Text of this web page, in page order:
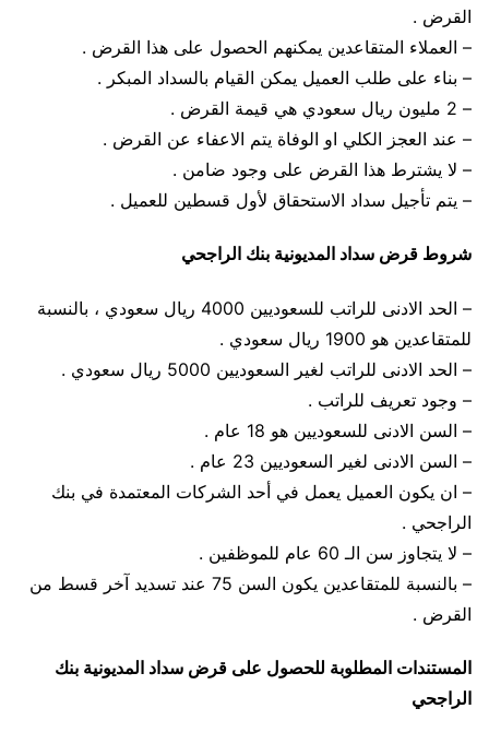
القرض .
– العملاء المتقاعدين يمكنهم الحصول على هذا القرض .
– بناء على طلب العميل يمكن القيام بالسداد المبكر .
– 2 مليون ريال سعودي هي قيمة القرض .
– عند العجز الكلي او الوفاة يتم الاعفاء عن القرض .
– لا يشترط هذا القرض على وجود ضامن .
– يتم تأجيل سداد الاستحقاق لأول قسطين للعميل .
شروط قرض سداد المديونية بنك الراجحي
– الحد الادنى للراتب للسعوديين 4000 ريال سعودي ، بالنسبة
للمتقاعدين هو 1900 ريال سعودي .
– الحد الادنى للراتب لغير السعوديين 5000 ريال سعودي .
– وجود تعريف للراتب .
– السن الادنى للسعوديين هو 18 عام .
– السن الادنى لغير السعوديين 23 عام .
– ان يكون العميل يعمل في أحد الشركات المعتمدة في بنك
الراجحي .
– لا يتجاوز سن الـ 60 عام للموظفين .
– بالنسبة للمتقاعدين يكون السن 75 عند تسديد آخر قسط من
القرض .
المستندات المطلوبة للحصول على قرض سداد المديونية بنك
الراجحي